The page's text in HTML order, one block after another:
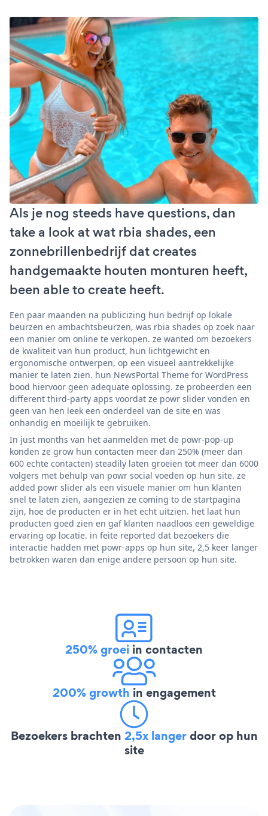
Als je nog steeds have questions, dan
take a look at wat rbia shades, een
zonnebrillenbedrijf dat creates
handgemaakte houten monturen heeft,
been able to create heeft.
Een paar maanden na publicizing hun bedrijf op lokale
beurzen en ambachtsbeurzen, was rbia shades op zoek naar
een manier om online te verkopen. ze wanted om bezoekers
de kwaliteit van hun product, hun lichtgewicht en
ergonomische ontwerpen, op een visueel aantrekkelijke
manier te laten zien. hun NewsPortal Theme for WordPress
bood hiervoor geen adequate oplossing. ze probeerden een
different third-party apps voordat ze powr slider vonden en
geen van hen leek een onderdeel van de site en was
onhandig en moeilijk te gebruiken.
In just months van het aanmelden met de powr-pop-up
konden ze grow hun contacten meer dan 250% (meer dan
600 echte contacten) steadily laten groeien tot meer dan 6000
volgers met behulp van powr social voeden op hun site. ze
added powr slider als een visuele manier om hun klanten
snel te laten zien, aangezien ze coming to de startpagina
zijn, hoe de producten er in het echt uitzien. het laat hun
producten goed zien en gaf klanten naadloos een geweldige
ervaring op locatie. in feite reported dat bezoekers die
interactie hadden met powr-apps op hun site, 2,5 keer langer
betrokken waren dan enige andere persoon op hun site.
250% groei in contacten
200% growth in engagement
Bezoekers brachten 2,5x langerdoor op hun
site